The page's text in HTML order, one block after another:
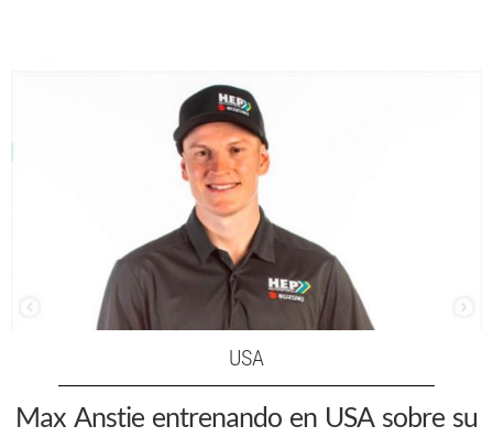
USA
Max Anstie entrenando en USA sobre su